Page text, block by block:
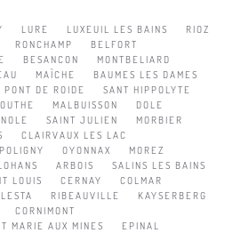
LURE LUXEUIL LES BAINS
RIOZ
RONCHAMP
BELFORT
BESANCON
MONTBELIARD
MAÎCHE
BAUMES LES DAMES
PONT DE ROIDE
SANT HIPPOLYTE
MALBUISSON
DOLE
SAINT JULIEN
MORBIER
CLAIRVAUX LES LAC
POLIGNY OYONNAX
MOREZ
ARBOIS
SALINS LES BAINS
LOUIS CERNAY
COLMAR
RIBEAUVILLE
KAYSERBERG
CORNIMONT
MARIE AUX MINES
EPINAL